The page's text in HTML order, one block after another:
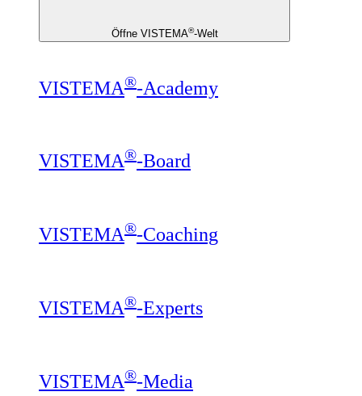
Öffne VISTEMA®-Welt
VISTEMA®-Academy
VISTEMA®-Board
VISTEMA®-Coaching
VISTEMA®-Experts
VISTEMA®-Media